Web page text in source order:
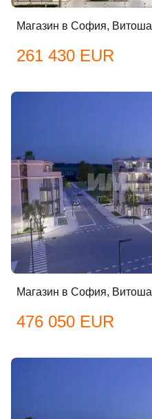
Магазин в София, Витоша
261 430 EUR
Магазин в София, Витоша
476 050 EUR